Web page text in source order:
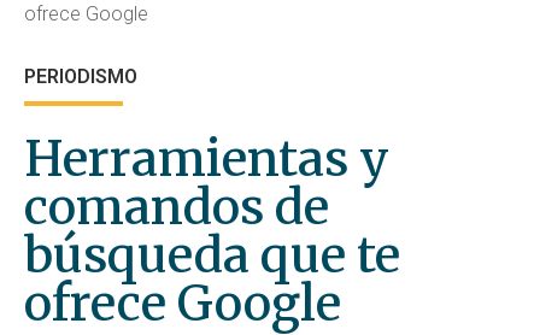
ofrece Google
PERIODISMO
Herramientas y
comandos de
búsqueda que te
ofrece Google